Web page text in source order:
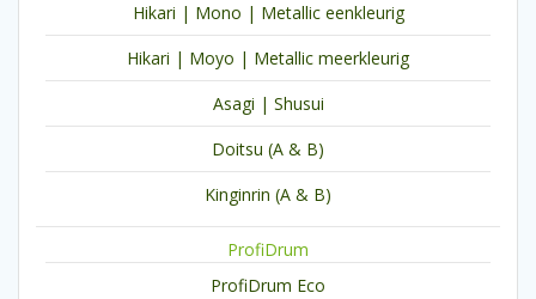
Hikari | Mono | Metallic eenkleurig
Hikari | Moyo | Metallic meerkleurig
Asagi | Shusui
Doitsu (A & B)
Kinginrin (A & B)
ProfiDrum
ProfiDrum Eco